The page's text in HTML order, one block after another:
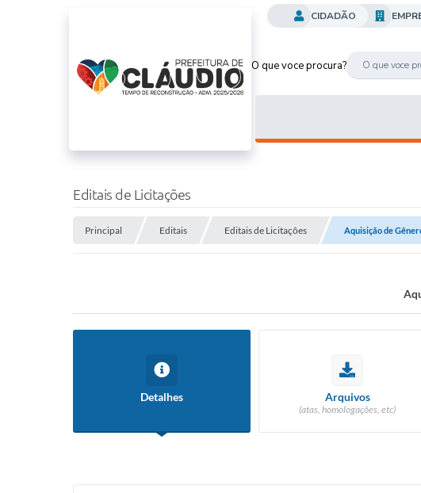
O que voce procura?
CIDADÃO
Editais de Licitações
Principal Editais Editais de Licitações Aquisição de
Detalhes Arquivos
(atas, homologações, etc)